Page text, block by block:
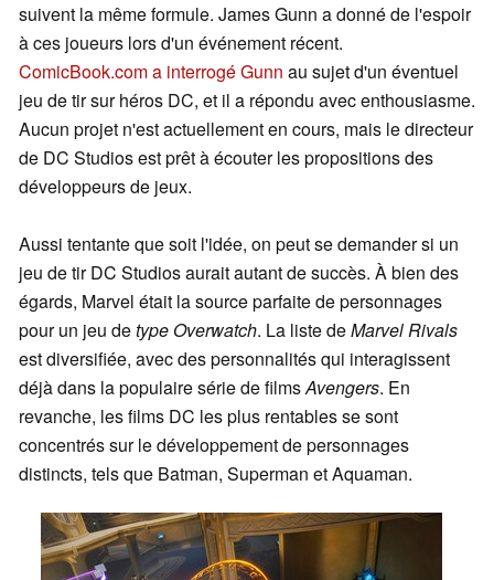
suivent la même formule. James Gunn a donné de l'espoir
à ces joueurs lors d'un événement récent.
ComicBook.com a interrogé Gunn au sujet d'un éventuel
jeu de tir sur héros DC, et il a répondu avec enthousiasme.
Aucun projet n'est actuellement en cours, mais le directeur
de DC Studios est prêt à écouter les propositions des
développeurs de jeux.
Aussi tentante que soit l'idée, on peut se demander si un
jeu de tir DC Studios aurait autant de succès. À bien des
égards, Marvel était la source parfaite de personnages
pour un jeu detype Overwatch. La liste deMarvel Rivals
est diversifiée, avec des personnalités qui interagissent
déjà dans la populaire série de filmsAvengers. En
revanche, les films DC les plus rentables se sont
concentrés sur le développement de personnages
distincts, tels que Batman, Superman et Aquaman.